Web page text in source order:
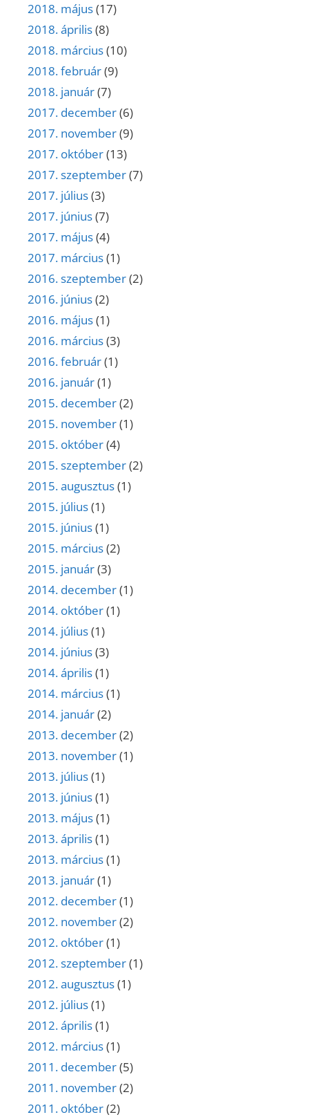
2018. május(17)
2018. április(8)
2018. március(10)
2018. február(9)
2018. január(7)
2017. december(6)
2017. november(9)
2017. október(13)
2017. szeptember(7)
2017. július(3)
2017. június(7)
2017. május(4)
2017. március(1)
2016. szeptember(2)
2016. június(2)
2016. május(1)
2016. március(3)
2016. február(1)
2016. január(1)
2015. december(2)
2015. november(1)
2015. október(4)
2015. szeptember(2)
2015. augusztus(1)
2015. július(1)
2015. június(1)
2015. március(2)
2015. január(3)
2014. december(1)
2014. október(1)
2014. július(1)
2014. június(3)
2014. április(1)
2014. március(1)
2014. január(2)
2013. december(2)
2013. november(1)
2013. július(1)
2013. június(1)
2013. május(1)
2013. április(1)
2013. március(1)
2013. január(1)
2012. december(1)
2012. november(2)
2012. október(1)
2012. szeptember(1)
2012. augusztus(1)
2012. július(1)
2012. április(1)
2012. március(1)
2011. december(5)
2011. november(2)
2011. október(2)